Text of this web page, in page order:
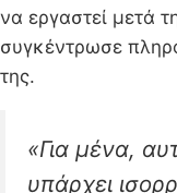
να εργαστεί μετά
συγκέντρωσε
της.
«Για μένα,
υπάρχει